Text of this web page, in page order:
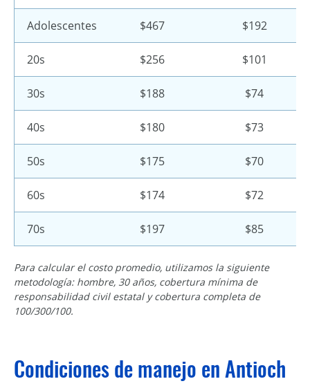
Adolescentes $467 $192
20s $256 $101
30s $188 $74
40s $180 $73
50s $175 $70
60s $174 $72
70s $197 $85
Para calcular el costo promedio, utilizamos la siguiente
metodología: hombre, 30 años, cobertura mínima de
responsabilidad civil estatal y cobertura completa de
100/300/100.
Condiciones de manejo en Antioch